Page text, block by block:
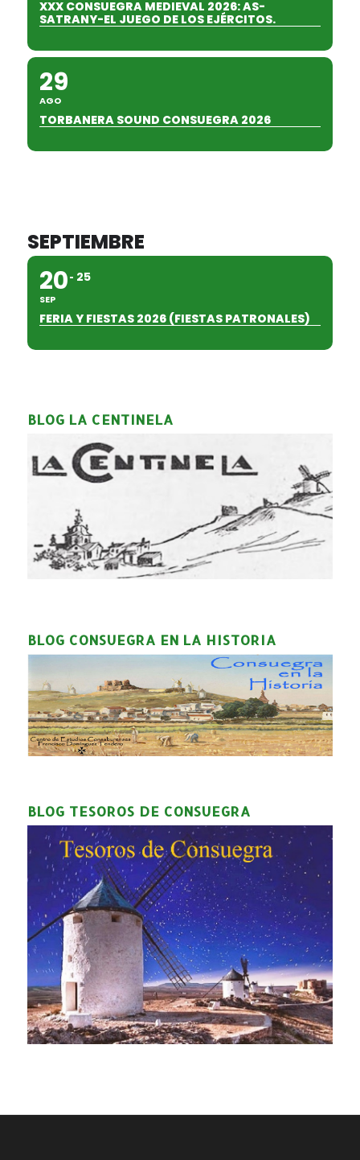
XXX CONSUEGRA MEDIEVAL 2026: AS-
SATRANY-EL JUEGO DE LOS EJÉRCITOS.
29
AGO
TORBANERA SOUND CONSUEGRA 2026
SEPTIEMBRE
20
SEP
25
FERIA Y FIESTAS 2026 (FIESTAS PATRONALES)
BLOG LA CENTINELA
BLOG CONSUEGRA EN LA HISTORIA
BLOG TESOROS DE CONSUEGRA